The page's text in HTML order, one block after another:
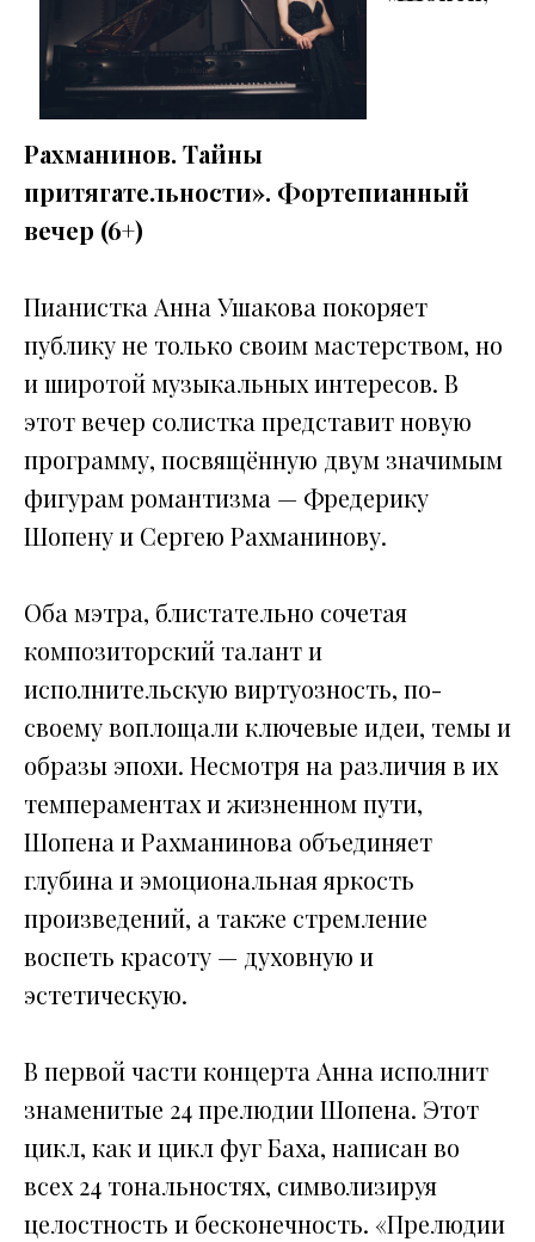
Рахманинов. Тайны
притягательности». Фортепианный
вечер (6+)
Пианистка Анна Ушакова покоряет
публику не только своим мастерством, но
и широтой музыкальных интересов. В
этот вечер солистка представит новую
программу, посвящённую двум значимым
фигурам романтизма — Фредерику
Шопену и Сергею Рахманинову.
Оба мэтра, блистательно сочетая
композиторский талант и
исполнительскую виртуозность, по-
своему воплощали ключевые идеи, темы и
образы эпохи. Несмотря на различия в их
темпераментах и жизненном пути,
Шопена и Рахманинова объединяет
глубина и эмоциональная яркость
произведений, а также стремление
воспеть красоту — духовную и
эстетическую.
В первой части концерта Анна исполнит
знаменитые 24 прелюдии Шопена. Этот
цикл, как и цикл фуг Баха, написан во
всех 24 тональностях, символизируя
целостность и бесконечность. «Прелюдии